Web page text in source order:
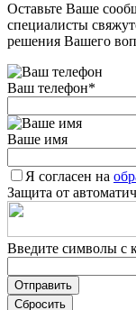
Оставьте Ваше
специалисты
решения Вашего
Ваш телефон*
Ваше имя
Я согласен на
Защита от
Введите символы с